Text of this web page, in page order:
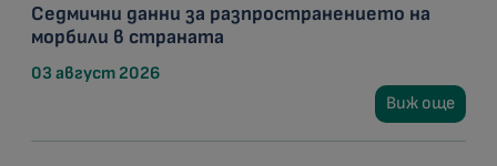
Седмични данни за разпространението на
морбили в страната
03 август 2026
Виж още